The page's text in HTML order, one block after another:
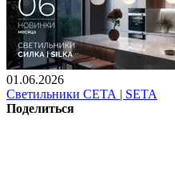
01.06.2026
Светильники СЕТА | SETA
Поделиться